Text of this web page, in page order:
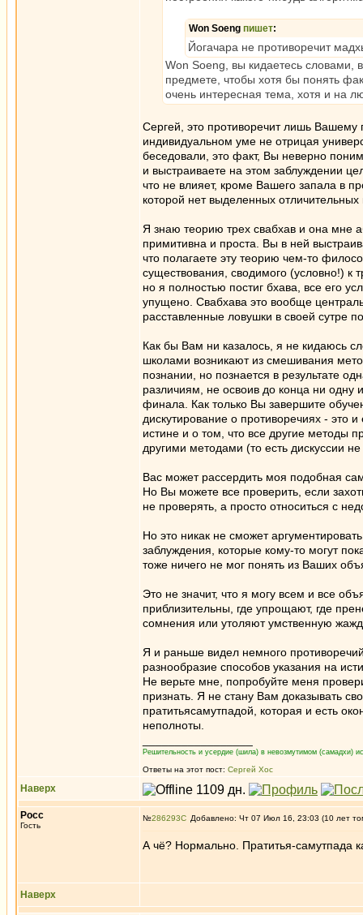
Won Soeng пишет:
Йогачара не противоречит
Won Soeng, вы кидаетесь словами,
предмете, чтобы хотя бы понять
очень интересная тема, хотя и на
Сергей, это противоречит лишь
индивидуальном уме не отрицая
беседовали, это факт, Вы неверно
и выстраиваете на этом заблуждении
что не влияет, кроме Вашего запала в
которой нет выделенных
Я знаю теорию трех свабхав и она мне
примитивна и проста. Вы в ней
что полагаете эту теорию чем-то
существования, сводимого (условно!)
но я полностью постиг бхава, все его
упущено. Свабхава это вообще
расставленные ловушки в своей сутре
Как бы Вам ни казалось, я не кидаюсь
школами возникают из смешивания
познании, но познается в результате
различиям, не освоив до конца ни одну
финала. Как только Вы завершите
дискутирование о противоречиях - это
истине и о том, что все другие методы
другими методами (то есть дискуссии
Вас может рассердить моя подобная
Но Вы можете все проверить, если
не проверять, а просто относиться с
Но это никак не сможет
заблуждения, которые кому-то могут
тоже ничего не мог понять из Ваших
Это не значит, что я могу всем и все
приблизительны, где упрощают, где
сомнения или утоляют умственную
Я и раньше видел немного
разнообразие способов указания на
Не верьте мне, попробуйте меня
признать. Я не стану Вам доказывать
пратитьясамутпадой, которая и есть
неполноты.
Решительность и усердие (шила) в невозмутимом (самадхи)
Ответы на этот пост: Сергей Хос
Наверх
Росс
Гость
№286293 Добавлено: Чт 07 Июл 16, 23:03 (10 лет
А чё? Нормально. Пратитья-самутпада
Наверх